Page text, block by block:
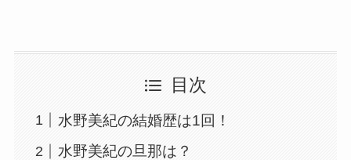
目次
水野美紀の結婚歴は1回！
水野美紀の旦那は？